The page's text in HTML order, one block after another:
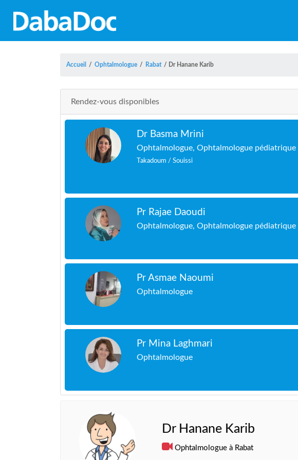
Accueil / Ophtalmologue / Rabat / Dr Hanane Karib
Rendez-vous disponibles
Dr Basma Mrini
Ophtalmologue, Ophtalmologue pédiatrique
Takadoum / Souissi
Pr Rajae Daoudi
Ophtalmologue, Ophtalmologue pédiatrique
Pr Asmae Naoumi
Ophtalmologue
Pr Mina Laghmari
Ophtalmologue
Dr Hanane Karib
Ophtalmologue à Rabat